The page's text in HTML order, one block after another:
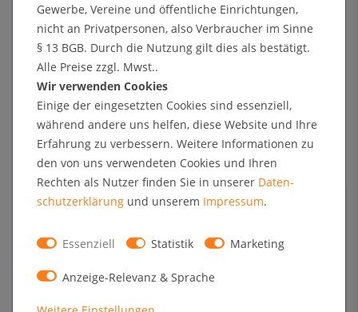
Lieferung kostenfrei (DE)
+ Sichere Zahlungsarten mit Käuferschutz oder Zahlung nach Erhalt der Ware auf Rechnung
Technische Daten
Angaben zur Produktsicherheit
Gewerbe, Vereine und öffentliche Einrichtungen,
nicht an Privatpersonen, also Verbraucher im Sinne
§ 13 BGB. Durch die Nutzung gilt dies als bestätigt.
Alle Preise zzgl. Mwst..
Wir verwenden Cookies
Einige der eingesetzten Cookies sind essenziell,
während andere uns helfen, diese Website und Ihre
Erfahrung zu verbessern. Weitere Informationen zu
den von uns verwendeten Cookies und Ihren
Rechten als Nutzer finden Sie in unserer Daten­
schutz­erklärung und unserem Impressum.
Essenziell Statistik Marketing
Anzeige-Relevanz & Sprache